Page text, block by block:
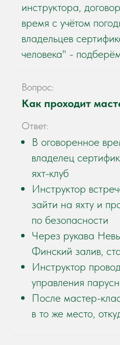
инструктора,
время с учётом
владельцев
человека" -
Вопрос:
Как проходит
Ответ:
В оговоренное
владелец
яхт-клуб
Инструктор
зайти на яхту и
по безопасности
Через рукава
Финский залив,
Инструктор
управления
После мастер-
в то же место,